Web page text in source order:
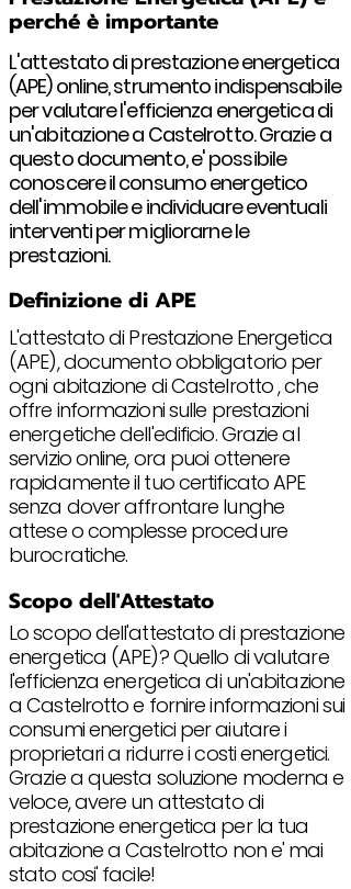
perché è importante
L'attestato di prestazione energetica
(APE) online, strumento indispensabile
per valutare l'efficienza energetica di
un'abitazione a Castelrotto. Grazie a
questo documento, e' possibile
conoscere il consumo energetico
dell'immobile e individuare eventuali
interventi per migliorarne le
prestazioni.
Definizione di APE
L'attestato di Prestazione Energetica
(APE), documento obbligatorio per
ogni abitazione di Castelrotto , che
offre informazioni sulle prestazioni
energetiche dell'edificio. Grazie al
servizio online, ora puoi ottenere
rapidamente il tuo certificato APE
senza dover affrontare lunghe
attese o complesse procedure
burocratiche.
Scopo dell'Attestato
Lo scopo dell'attestato di prestazione
energetica (APE)? Quello di valutare
l'efficienza energetica di un'abitazione
a Castelrotto e fornire informazioni sui
consumi energetici per aiutare i
proprietari a ridurre i costi energetici.
Grazie a questa soluzione moderna e
veloce, avere un attestato di
prestazione energetica per la tua
abitazione a Castelrotto non e' mai
stato cosi' facile!